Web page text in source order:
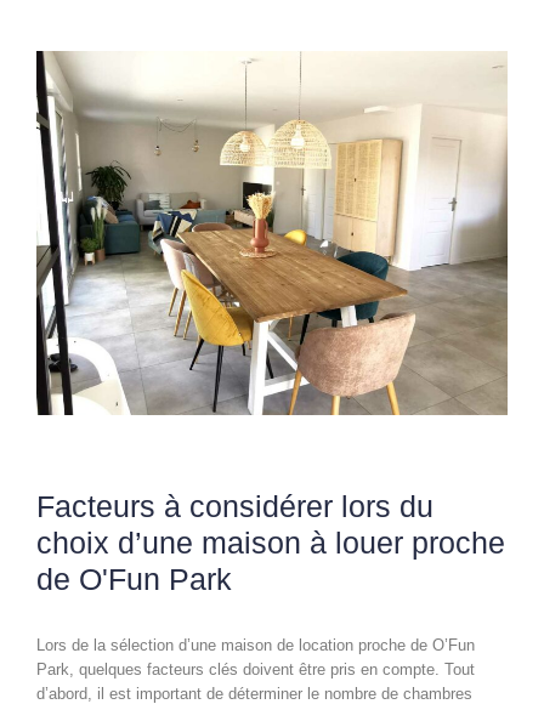
Facteurs à considérer lors du
choix d’une maison à louer proche
de O'Fun Park
Lors de la sélection d’une maison de location proche de O’Fun
Park, quelques facteurs clés doivent être pris en compte. Tout
d’abord, il est important de déterminer le nombre de chambres